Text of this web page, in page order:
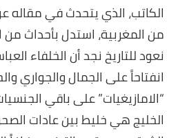
الكاتب، الذي يتحدث في مقاله
من المغربية، استدل بأحداث من
نعود للتاريخ نجد أن الخلفاء
انفتاحاً على الجمال والجواري
“الامازيغيات” على باقي
الخليج هي خليط بين عادات